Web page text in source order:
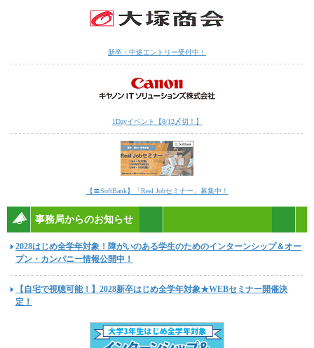
新卒・中途エントリー受付中！
1Dayイベント【8/12〆切！】
【〓SoftBank】「Real Jobセミナー」募集中！
事務局からのお知らせ
2028はじめ全学年対象！障がいのある学生のためのインターンシップ＆オー
プン・カンパニー情報公開中！
【自宅で視聴可能！】2028新卒はじめ全学年対象★WEBセミナー開催決
定！